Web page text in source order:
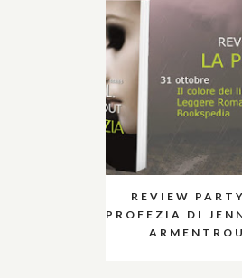
REVIEW
PROFEZIA DI